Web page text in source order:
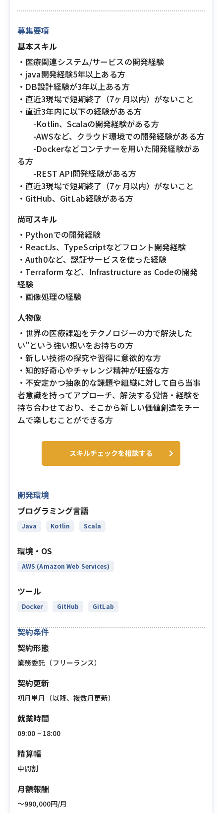
募集要項
基本スキル
・医療関連システム/サービスの開発経験
・java開発経験5年以上ある方
・DB設計経験が3年以上ある方
・直近3現場で短期終了（7ヶ月以内）がないこと
・直近3年内に以下の経験がある方
-Kotlin、Scalaの開発経験がある方
-AWSなど、クラウド環境での開発経験がある方
-Dockerなどコンテナーを用いた開発経験があ
る方
-REST API開発経験がある方
・直近3現場で短期終了（7ヶ月以内）がないこと
・GitHub、GitLab経験がある方
尚可スキル
・Pythonでの開発経験
・ReactJs、TypeScriptなどフロント開発経験
・Auth0など、認証サービスを使った経験
・Terraform など、Infrastructure as Codeの開発
経験
・画像処理の経験
人物像
・世界の医療課題をテクノロジーの力で解決した
い”という強い想いをお持ちの方
・新しい技術の探究や習得に意欲的な方
・知的好奇心やチャレンジ精神が旺盛な方
・不安定かつ抽象的な課題や組織に対して自ら当事
者意識を持ってアプローチ、解決する覚悟・経験を
持ち合わせており、そこから新しい価値創造をチー
ムで楽しむことができる方
スキルチェックを相談する
開発環境
プログラミング言語
Java Kotlin Scala
環境・OS
AWS (Amazon Web Services)
ツール
Docker GitHub GitLab
契約条件
契約形態
業務委託（フリーランス）
契約更新
初月単月（以降、複数月更新）
就業時間
09:00 ~ 18:00
精算幅
中間割
月額報酬
〜990,000円/月